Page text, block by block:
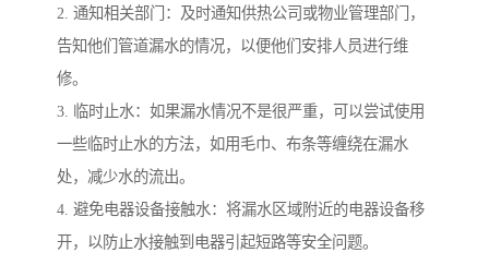
2. 通知相关部门：及时通知供热公司或物业管理部门，
告知他们管道漏水的情况，以便他们安排人员进行维
修。
3. 临时止水：如果漏水情况不是很严重，可以尝试使用
一些临时止水的方法，如用毛巾、布条等缠绕在漏水
处，减少水的流出。
4. 避免电器设备接触水：将漏水区域附近的电器设备移
开，以防止水接触到电器引起短路等安全问题。